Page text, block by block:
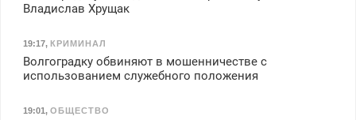
Владислав Хрущак
19:17, КРИМИНАЛ
Волгоградку обвиняют в мошенничестве с
использованием служебного положения
19:01 , ОБЩЕСТВО